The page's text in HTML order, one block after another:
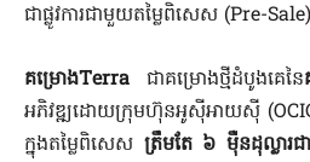
ជាផ្លូវការជាមួយតម្លៃពិសេស (Pre-
គម្រោងTerra ជាគម្រោងថ្មីដំបូងគេនៃ
អភិវឌ្ឍដោយក្រុមហ៊ុនអូស៊ីអាយស៊ី
ក្នុងតម្លៃពិសេស​ ត្រឹមតែ ៦ ម៉ឺនដុល្លារ